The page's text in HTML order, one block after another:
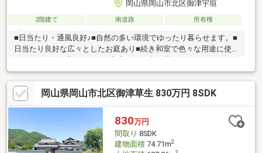
岡山県岡山市北区御津宇垣
2階建て 南道路 所有権
■日当たり・通風良好♪■自然の多い環境でゆったり暮らせます。■
日当たり良好な広々としたお庭あり■続き和室で色々な用途に使
えます■南向き縁側があり、和室からお庭を眺めることができま
す■玄関吹抜けで明るく開放感があります■各居室収納スペースあ
り。荷物の多いご家庭でも安心* *☆* *☆*弊社は岡山を中心
に、不動産総合事業として、売買・賃貸・管理と幅広くお客様に
サービスをお届けしております！購入・買い替え・購入+リノベ
ーションについて、どんな些細なことでもお気軽にお問い合わせ
ください。お問い合わせは【086-250-9005】または資料請求・来
場予約ボタンから。
岡山県岡山市北区御津草生 830万円 8SDK
830万円
間取り 8SDK
建物面積74.71m2